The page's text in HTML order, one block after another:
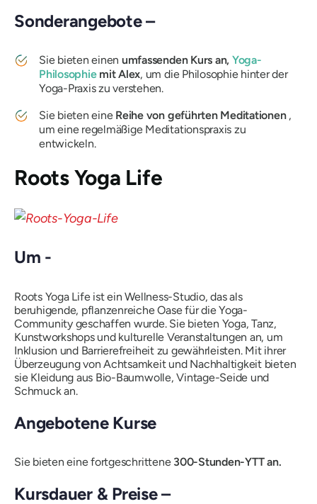
Sonderangebote –
Sie bieten einen umfassenden Kurs an, Yoga-
Philosophiemit Alex, um die Philosophie hinter der
Yoga-Praxis zu verstehen.
Sie bieten eine Reihe von geführten Meditationen,
um eine regelmäßige Meditationspraxis zu
entwickeln.
Roots Yoga Life
Um -
Roots Yoga Life ist ein Wellness-Studio, das als
beruhigende, pflanzenreiche Oase für die Yoga-
Community geschaffen wurde. Sie bieten Yoga, Tanz,
Kunstworkshops und kulturelle Veranstaltungen an, um
Inklusion und Barrierefreiheit zu gewährleisten. Mit ihrer
Überzeugung von Achtsamkeit und Nachhaltigkeit bieten
sie Kleidung aus Bio-Baumwolle, Vintage-Seide und
Schmuck an.
Angebotene Kurse
Sie bieten eine fortgeschrittene300-Stunden-YTT an.
Kursdauer & Preise –